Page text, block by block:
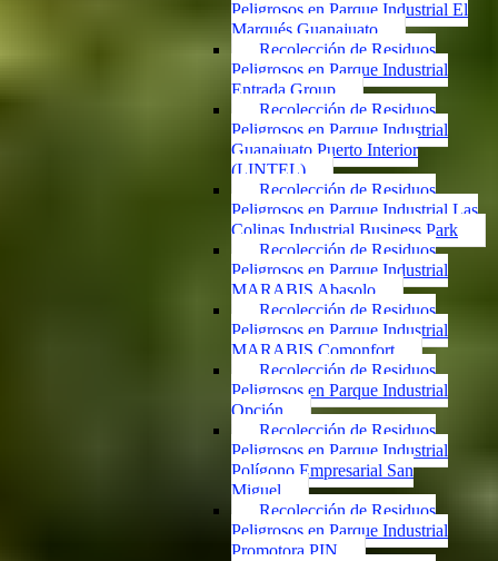
Peligrosos en Parque Industrial El
Marqués Guanajuato
Recolección de Residuos
Peligrosos en Parque Industrial
Entrada Group
Recolección de Residuos
Peligrosos en Parque Industrial
Guanajuato Puerto Interior
(LINTEL)
Recolección de Residuos
Peligrosos en Parque Industrial Las
Colinas Industrial Business Park
Recolección de Residuos
Peligrosos en Parque Industrial
MARABIS Abasolo
Recolección de Residuos
Peligrosos en Parque Industrial
MARABIS Comonfort
Recolección de Residuos
Peligrosos en Parque Industrial
Opción
Recolección de Residuos
Peligrosos en Parque Industrial
Polígono Empresarial San
Miguel
Recolección de Residuos
Peligrosos en Parque Industrial
Promotora PIN